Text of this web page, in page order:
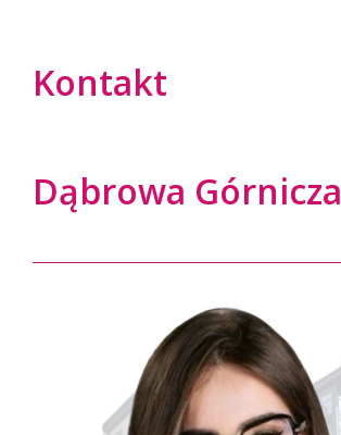
Kontakt
Dąbrowa Górnicza